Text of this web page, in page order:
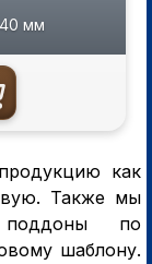
мм
как
Также мы
поддоны по
шаблону.